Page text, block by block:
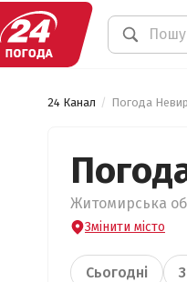
24 Канал Погода
Житомирська
Змінити місто
Сьогодні